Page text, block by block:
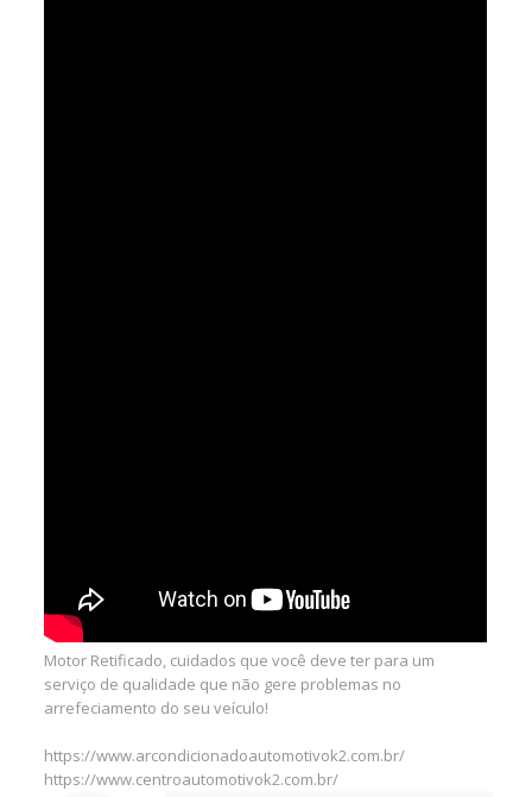
Motor Retificado, cuidados que você deve ter para um
serviço de qualidade que não gere problemas no
arrefeciamento do seu veículo!
https://www.arcondicionadoautomotivok2.com.br/
https://www.centroautomotivok2.com.br/